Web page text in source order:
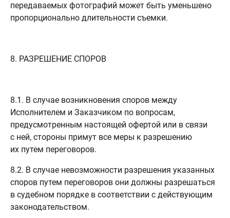
передаваемых фотографий может быть уменьшено
пропорционально длительности съемки.
8. РАЗРЕШЕНИЕ СПОРОВ
8.1. В случае возникновения споров между
Исполнителем и Заказчиком по вопросам,
предусмотренным настоящей офертой или в связи
с ней, стороны примут все меры к разрешению
их путем переговоров.
8.2. В случае невозможности разрешения указанных
споров путем переговоров они должны разрешаться
в судебном порядке в соответствии с действующим
законодательством.